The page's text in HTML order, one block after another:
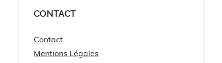
CONTACT
Contact
Mentions Légales